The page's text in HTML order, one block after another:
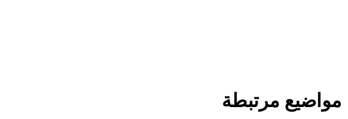
مواضيع مرتبطة